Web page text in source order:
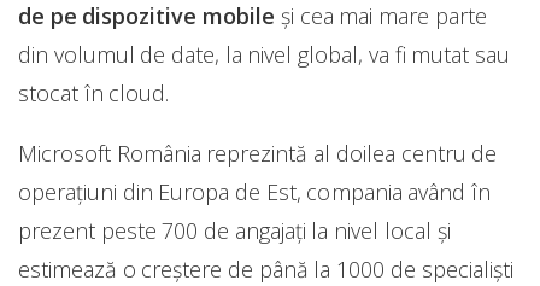
de pe dispozitive mobile și cea mai mare parte
din volumul de date, la nivel global, va fi mutat sau
stocat în cloud.
Microsoft România reprezintă al doilea centru de
operațiuni din Europa de Est, compania având în
prezent peste 700 de angajați la nivel local și
estimează o creștere de până la 1000 de specialiști